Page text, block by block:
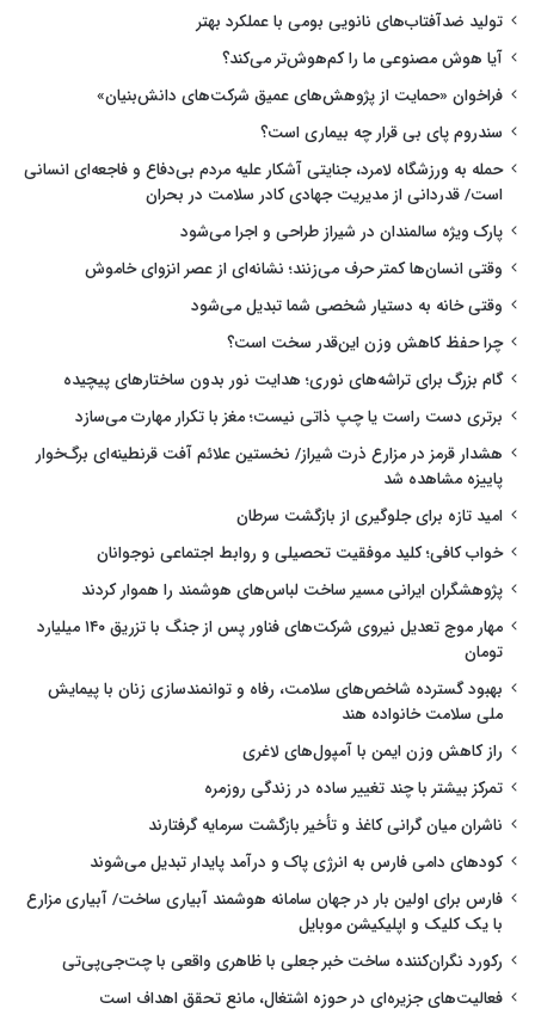
تولید ضدآفتاب‌های نانویی بومی با عملکرد بهتر
آیا هوش مصنوعی ما را کم‌هوش‌تر می‌کند؟
فراخوان «حمایت از پژوهش‌های عمیق شرکت‌های دانش‌بنیان»
سندروم پای بی قرار چه بیماری است؟
حمله به ورزشگاه لامرد، جنایتی آشکار علیه مردم بی‌دفاع و فاجعه‌ای انسانی
است/ قدردانی از مدیریت جهادی کادر سلامت در بحران
پارک ویژه سالمندان در شیراز طراحی و اجرا می‌شود
وقتی انسان‌ها کمتر حرف می‌زنند؛ نشانه‌ای از عصر انزوای خاموش
وقتی خانه به دستیار شخصی شما تبدیل می‌شود
چرا حفظ کاهش وزن این‌قدر سخت است؟
گام بزرگ برای تراشه‌های نوری؛ هدایت نور بدون ساختارهای پیچیده
برتری دست راست یا چپ ذاتی نیست؛ مغز با تکرار مهارت می‌سازد
هشدار قرمز در مزارع ذرت شیراز/ نخستین علائم آفت قرنطینه‌ای برگ‌خوار
پاییزه مشاهده شد
امید تازه برای جلوگیری از بازگشت سرطان
خواب کافی؛ کلید موفقیت تحصیلی و روابط اجتماعی نوجوانان
پژوهشگران ایرانی مسیر ساخت لباس‌های هوشمند را هموار کردند
مهار موج تعدیل نیروی شرکت‌های فناور پس از جنگ با تزریق ۱۴۰ میلیارد
تومان
بهبود گسترده شاخص‌های سلامت، رفاه و توانمندسازی زنان با پیمایش
ملی سلامت خانواده هند
راز کاهش وزن ایمن با آمپول‌های لاغری
تمرکز بیشتر با چند تغییر ساده در زندگی روزمره
ناشران میان گرانی کاغذ و تأخیر بازگشت سرمایه گرفتارند
کودهای دامی فارس به انرژی پاک و درآمد پایدار تبدیل می‌شوند
فارس برای اولین بار در جهان سامانه هوشمند آبیاری ساخت/ آبیاری مزارع
با یک کلیک و اپلیکیشن موبایل
رکورد نگران‌کننده ساخت خبر جعلی با ظاهری واقعی با چت‌جی‌پی‌تی
فعالیت‌های جزیره‌ای در حوزه اشتغال، مانع تحقق اهداف است